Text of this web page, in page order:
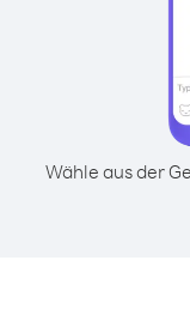
Wähle aus der